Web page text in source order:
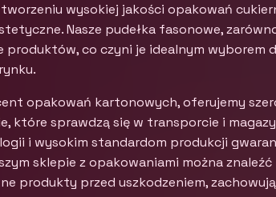
wysokiej jakości opakowań
Nasze pudełka fasonowe,
produktów, co czyni je idealnym wyborem
opakowań kartonowych, oferujemy
które sprawdzą się w transporcie i
i wysokim standardom produkcji
sklepie z opakowaniami można
produkty przed uszkodzeniem,